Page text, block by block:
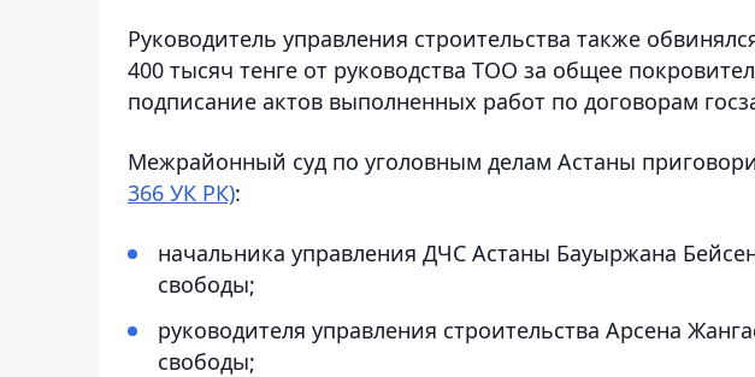
Руководитель управления строительства также
400 тысяч тенге от руководства ТОО за общее
подписание актов выполненных работ по договорам
Межрайонный суд по уголовным делам Астаны
366 УК РК):
начальника управления ДЧС Астаны Бауыржана
свободы;
руководителя управления строительства Арсена
свободы;